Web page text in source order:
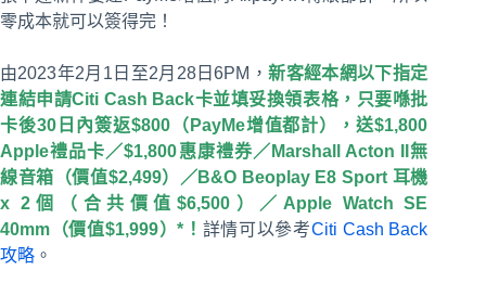
零成本就可以簽得完！
由2023年2月1日至2月28日6PM，新客經本網以下指定
連結申請Citi Cash Back卡並填妥換領表格，只要喺批
卡後30日內簽返$800（PayMe增值都計），送$1,800
Apple禮品卡／$1,800惠康禮券／Marshall Acton II無
線音箱（價值$2,499）／B&O Beoplay E8 Sport 耳機
x 2個（合共價值$6,500）／Apple Watch SE
40mm（價值$1,999）*！ 詳情可以參考Citi Cash Back
攻略 。